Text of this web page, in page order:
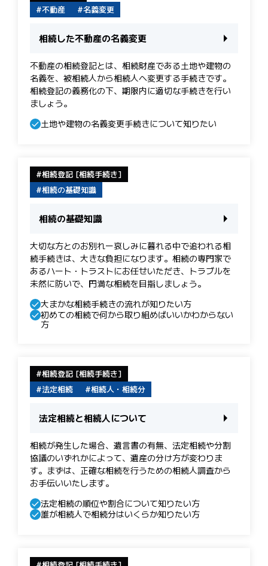
不動産
名義変更
相続した不動産の名義変更
不動産の相続登記とは、相続財産である土地や建物の
名義を、被相続人から相続人へ変更する手続きです。
相続登記の義務化の下、期限内に適切な手続きを行い
ましょう。
土地や建物の名義変更手続きについて知りたい
相続登記 [相続手続き]
相続の基礎知識
相続の基礎知識
大切な方とのお別れー哀しみに暮れる中で追われる相
続手続きは、大きな負担になります。相続の専門家で
あるハート・トラストにお任せいただき、トラブルを
未然に防いで、円満な相続を目指しましょう。
大まかな相続手続きの流れが知りたい方
初めての相続で何から取り組めばいいかわからない
方
相続登記 [相続手続き]
法定相続
相続人・相続分
法定相続と相続人について
相続が発生した場合、遺言書の有無、法定相続や分割
協議のいずれかによって、遺産の分け方が変わりま
す。まずは、正確な相続を行うための相続人調査から
お手伝いいたします。
法定相続の順位や割合について知りたい方
誰が相続人で相続分はいくらか知りたい方